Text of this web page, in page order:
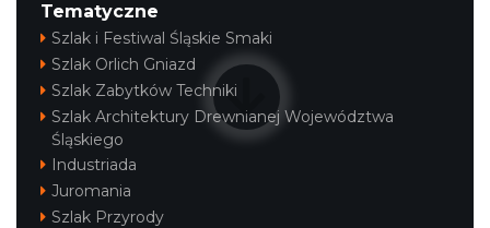
Tematyczne
Szlak i Festiwal Śląskie Smaki
Szlak Orlich Gniazd
Szlak Zabytków Techniki
Szlak Architektury Drewnianej Województwa
Śląskiego
Industriada
Juromania
Szlak Przyrody